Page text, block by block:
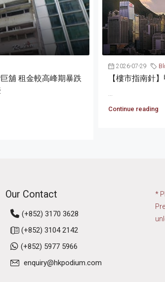
舖 租金較高峰期暴跌
2026-07-29
【樓市指南針
Continue reading
Our Contact
(+852) 3170 3628
(+852) 3104 2142
(+852) 5977 5966
enquiry@hkpodium.com
*